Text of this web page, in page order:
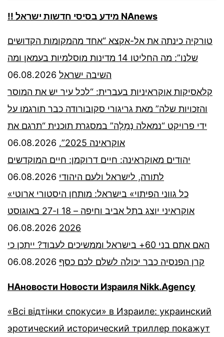
!! מידע בסיסי חדשות ישראל NAnews
טורקיה כינתה את אל-אקצא “אחד מהמקומות הקדושים
שלנו”: מה החליטו 14 מדינות מוסלמיות בעמאן ומה
השיבה ישראל 06.08.2026
קלאסיקות אוקראיניות בעברית: “לכל עיר יש את המוסר
והזכויות שלה” מאת גריגורי סקובורודה כבר תורגמו על
ידי פרויקט “נמאלה נְמָלָה” במסגרת תוכנית “תרגם את
אוקראינה 2025”.
06.08.2026
יהודים מאוקראינה: חיים דרוקמן: חיים המוקדשים
לתורה, לישראל ולעם היהודי 06.08.2026
«כל גווני הפיתוי» בישראל: מותחן היסטורי ארוטי
אוקראיני יוצג בתל אביב וחיפה – 18 ו-27 באוגוסט
2026
06.08.2026
האם אתם בני 60+ בישראל וממשיכים לעבוד? ייתכן כי
קרן הפנסיה כבר יכולה לשלם לכם כסף 06.08.2026
НАновости Новости Израиля Nikk.Agency
«Всі відтінки спокуси» в Израиле: украинский
эротический исторический триллер покажут